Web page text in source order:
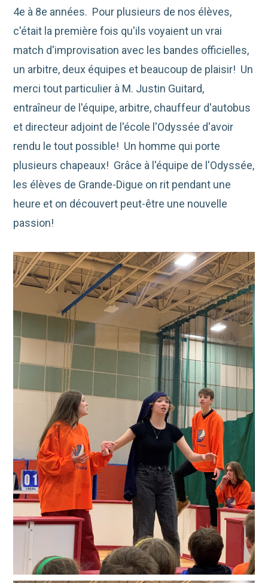
4e à 8e années. Pour plusieurs de nos élèves,
c'était la première fois qu'ils voyaient un vrai
match d'improvisation avec les bandes officielles,
un arbitre, deux équipes et beaucoup de plaisir! Un
merci tout particulier à M. Justin Guitard,
entraîneur de l'équipe, arbitre, chauffeur d'autobus
et directeur adjoint de l'école l'Odyssée d'avoir
rendu le tout possible! Un homme qui porte
plusieurs chapeaux! Grâce à l'équipe de l'Odyssée,
les élèves de Grande-Digue on rit pendant une
heure et on découvert peut-être une nouvelle
passion!